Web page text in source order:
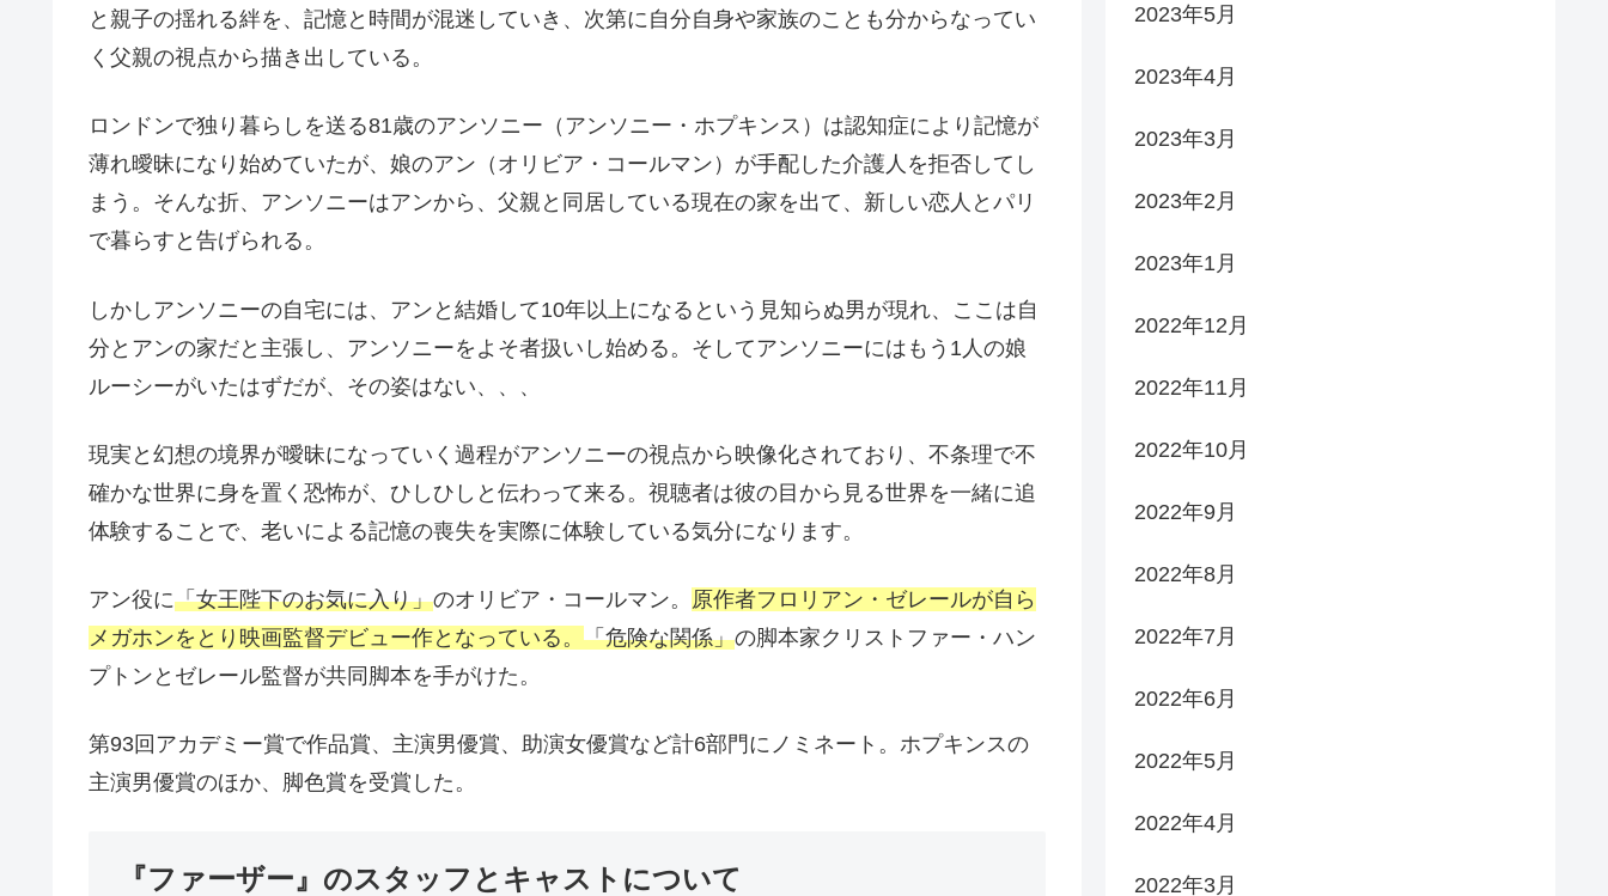
と親子の揺れる絆を、記憶と時間が混迷していき、次第に自分自身や家族のことも分からなってい
く父親の視点から描き出している。
ロンドンで独り暮らしを送る81歳のアンソニー（アンソニー・ホプキンス）は認知症により記憶が
薄れ曖昧になり始めていたが、娘のアン（オリビア・コールマン）が手配した介護人を拒否してし
まう。そんな折、アンソニーはアンから、父親と同居している現在の家を出て、新しい恋人とパリ
で暮らすと告げられる。
しかしアンソニーの自宅には、アンと結婚して10年以上になるという見知らぬ男が現れ、ここは自
分とアンの家だと主張し、アンソニーをよそ者扱いし始める。そしてアンソニーにはもう1人の娘
ルーシーがいたはずだが、その姿はない、、、
現実と幻想の境界が曖昧になっていく過程がアンソニーの視点から映像化されており、不条理で不
確かな世界に身を置く恐怖が、ひしひしと伝わって来る。視聴者は彼の目から見る世界を一緒に追
体験することで、老いによる記憶の喪失を実際に体験している気分になります。
アン役に「女王陛下のお気に入り」のオリビア・コールマン。 原作者フロリアン・ゼレールが自ら
メガホンをとり映画監督デビュー作となっている。 「危険な関係」の脚本家クリストファー・ハン
プトンとゼレール監督が共同脚本を手がけた。
第93回アカデミー賞で作品賞、主演男優賞、助演女優賞など計6部門にノミネート。ホプキンスの
主演男優賞のほか、脚色賞を受賞した。
『ファーザー』のスタッフとキャストについて
2023年5月
2023年4月
2023年3月
2023年2月
2023年1月
2022年12月
2022年11月
2022年10月
2022年9月
2022年8月
2022年7月
2022年6月
2022年5月
2022年4月
2022年3月